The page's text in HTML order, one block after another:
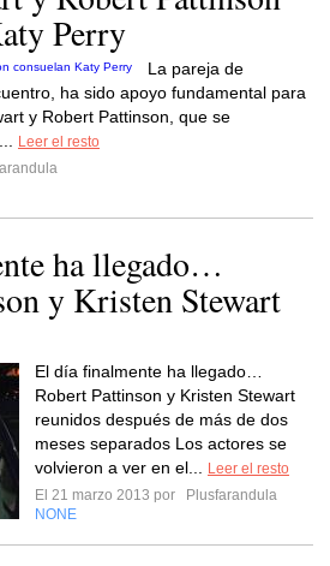
Perry
La pareja de
ha sido apoyo fundamental para
y Robert Pattinson, que se
Leer el resto
ha llegado…
y Kristen Stewart
El día finalmente ha llegado…
Robert Pattinson y Kristen Stewart
reunidos después de más de dos
meses separados Los actores se
volvieron a ver en el...
Leer el resto
El 21 marzo 2013 por
Plusfarandula
NONE